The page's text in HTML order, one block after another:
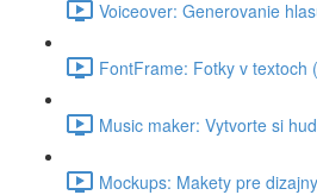
Voiceover: Generovanie
FontFrame: Fotky v textoch
Music maker: Vytvorte si
Mockups: Makety pre